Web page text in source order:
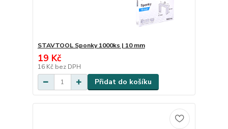
STAVTOOL Sponky 1000ks | 10 mm
19 Kč
16 Kč bez DPH
Přidat do košíku